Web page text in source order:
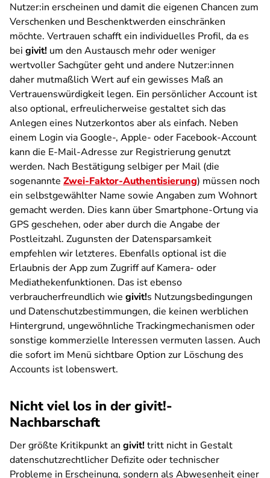
Nutzer:in erscheinen und damit die eigenen Chancen zum
Verschenken und Beschenktwerden einschränken
möchte. Vertrauen schafft ein individuelles Profil, da es
bei givit! um den Austausch mehr oder weniger
wertvoller Sachgüter geht und andere Nutzer:innen
daher mutmaßlich Wert auf ein gewisses Maß an
Vertrauenswürdigkeit legen. Ein persönlicher Account ist
also optional, erfreulicherweise gestaltet sich das
Anlegen eines Nutzerkontos aber als einfach. Neben
einem Login via Google-, Apple- oder Facebook-Account
kann die E-Mail-Adresse zur Registrierung genutzt
werden. Nach Bestätigung selbiger per Mail (die
sogenannte Zwei-Faktor-Authentisierung) müssen noch
ein selbstgewählter Name sowie Angaben zum Wohnort
gemacht werden. Dies kann über Smartphone-Ortung via
GPS geschehen, oder aber durch die Angabe der
Postleitzahl. Zugunsten der Datensparsamkeit
empfehlen wir letzteres. Ebenfalls optional ist die
Erlaubnis der App zum Zugriff auf Kamera- oder
Mediathekenfunktionen. Das ist ebenso
verbraucherfreundlich wie givit!s Nutzungsbedingungen
und Datenschutzbestimmungen, die keinen werblichen
Hintergrund, ungewöhnliche Trackingmechanismen oder
sonstige kommerzielle Interessen vermuten lassen. Auch
die sofort im Menü sichtbare Option zur Löschung des
Accounts ist lobenswert.
Nicht viel los in der givit!-
Nachbarschaft
Der größte Kritikpunkt an givit!tritt nicht in Gestalt
datenschutzrechtlicher Defizite oder technischer
Probleme in Erscheinung, sondern als Abwesenheit einer